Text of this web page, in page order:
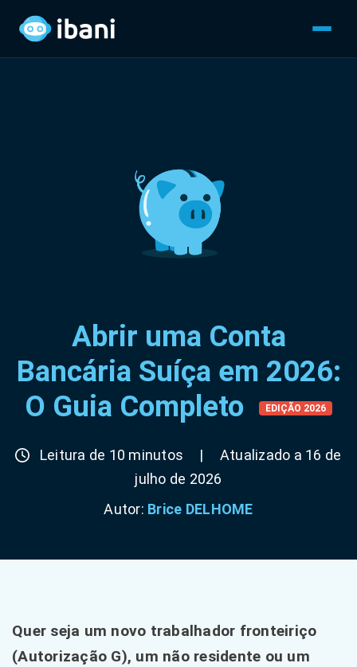
Abrir uma Conta
Bancária Suíça em 2026:
O Guia Completo
EDIÇÃO 2026
Leitura de 10 minutos |
Atualizado a 16 de
julho de 2026
Autor: Brice DELHOME
Quer seja um novo trabalhador fronteiriço
(Autorização G), um não residente ou um